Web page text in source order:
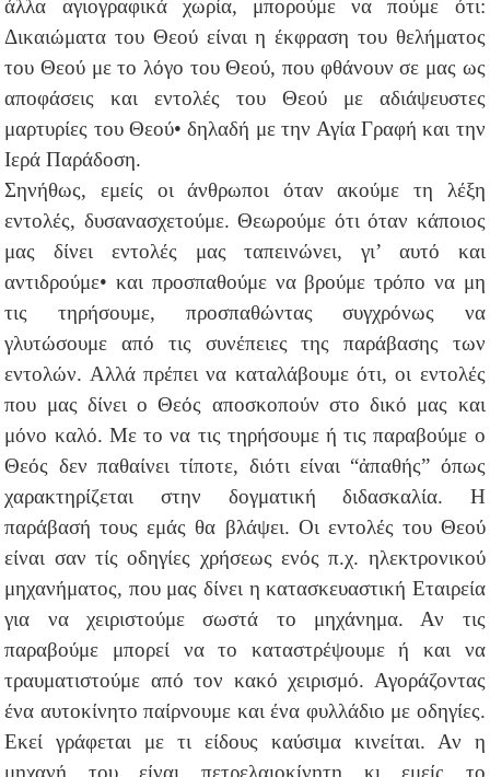
άλλα αγιογραφικά χωρία, μπορούμε να πούμε ότι:
Δικαιώματα του Θεού είναι η έκφραση του θελήματος
του Θεού με το λόγο του Θεού, που φθάνουν σε μας ως
αποφάσεις και εντολές του Θεού με αδιάψευστες
μαρτυρίες του Θεού• δηλαδή με την Αγία Γραφή και την
Ιερά Παράδοση.
Σηνήθως, εμείς οι άνθρωποι όταν ακούμε τη λέξη
εντολές, δυσανασχετούμε. Θεωρούμε ότι όταν κάποιος
μας δίνει εντολές μας ταπεινώνει, γι’ αυτό και
αντιδρούμε• και προσπαθούμε να βρούμε τρόπο να μη
τις τηρήσουμε, προσπαθώντας συγχρόνως να
γλυτώσουμε από τις συνέπειες της παράβασης των
εντολών. Αλλά πρέπει να καταλάβουμε ότι, οι εντολές
που μας δίνει ο Θεός αποσκοπούν στο δικό μας και
μόνο καλό. Με το να τις τηρήσουμε ή τις παραβούμε ο
Θεός δεν παθαίνει τίποτε, διότι είναι “ἀπαθής” όπως
χαρακτηρίζεται στην δογματική διδασκαλία. Η
παράβασή τους εμάς θα βλάψει. Οι εντολές του Θεού
είναι σαν τίς οδηγίες χρήσεως ενός π.χ. ηλεκτρονικού
μηχανήματος, που μας δίνει η κατασκευαστική Εταιρεία
για να χειριστούμε σωστά το μηχάνημα. Αν τις
παραβούμε μπορεί να το καταστρέψουμε ή και να
τραυματιστούμε από τον κακό χειρισμό. Αγοράζοντας
ένα αυτοκίνητο παίρνουμε και ένα φυλλάδιο με οδηγίες.
Εκεί γράφεται με τι είδους καύσιμα κινείται. Αν η
μηχανή του είναι πετρελαιοκίνητη κι εμείς το